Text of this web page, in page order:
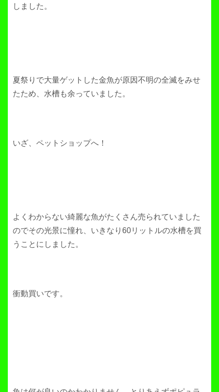
しました。
夏祭りで大量ゲットした金魚が原因不明の全滅をみせ
たため、水槽も余っていました。
いざ、ペットショップへ！
よくわからない綺麗な魚がたくさん売られていました
のでその光景に憧れ、いきなり60リットルの水槽を買
うことにしました。
衝動買いです。